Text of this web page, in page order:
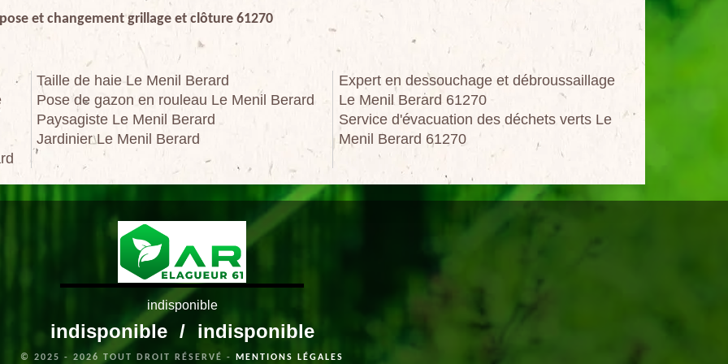
et changement grillage et clôture 61270
Taille de haie Le Menil Berard
Pose de gazon en rouleau Le Menil Berard
Paysagiste Le Menil Berard
Jardinier Le Menil Berard
Expert en dessouchage et débroussaillage
Le Menil Berard 61270
Service d'évacuation des déchets verts Le
Menil Berard 61270
indisponible
indisponible / indisponible
© 2025 - 2026 TOUT DROIT RÉSERVÉ - MENTIONS LÉGALES